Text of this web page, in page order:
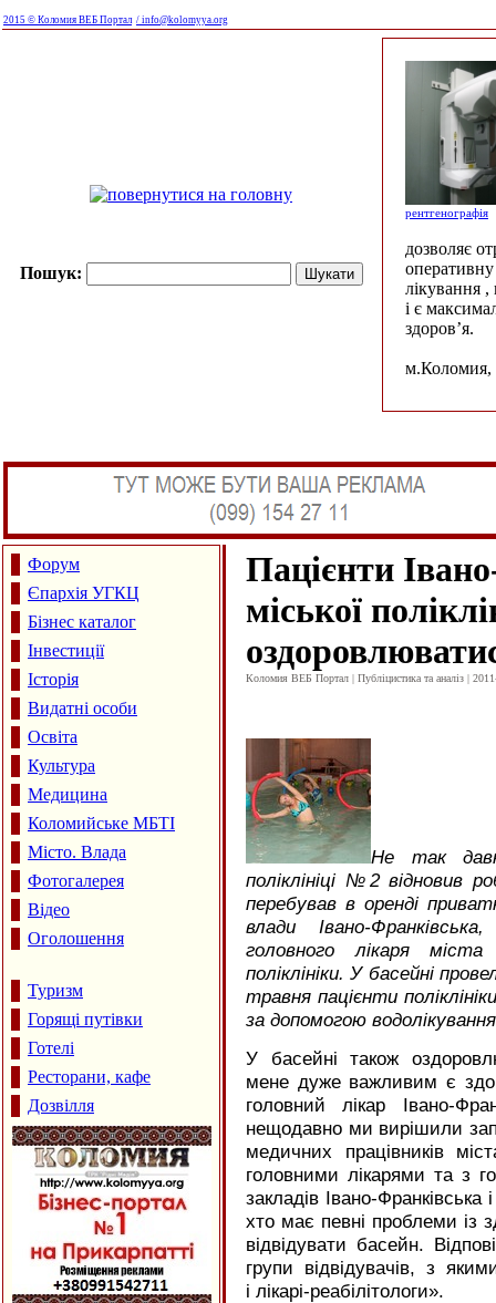
2015 © Коломия ВЕБ Портал / info@kolomyya.org
Пошук:
рентгенографія
дозволяє
лікування ,
і є
здоров’я.
м.Коломия,
Форум
Єпархія УГКЦ
Бізнес каталог
Інвестиції
Історія
Видатні особи
Освіта
Культура
Медицина
Коломийське МБТІ
Місто. Влада
Фотогалерея
Відео
Оголошення
Туризм
Горящі путівки
Готелі
Ресторани, кафе
Дозвілля
Пацієнти
міської
Коломия ВЕБ Портал | Публіцистика та аналіз |
Не так
поліклініці №2 відновив
перебував в оренді
влади Івано-
головного лікаря
поліклініки. У басейні
травня пацієнти
за допомогою
У басейні також
мене дуже важливим є
головний лікар Івано-
нещодавно ми вирішили
медичних працівників
головними лікарями та з
закладів Івано-
хто має певні проблеми із
відвідувати басейн.
групи відвідувачів, з
і лікарі-реабілітологи».